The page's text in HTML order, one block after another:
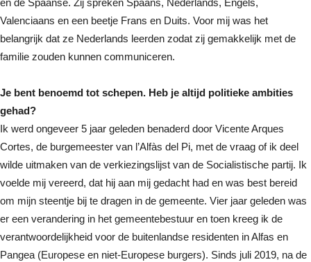
en de Spaanse. Zij spreken Spaans, Nederlands, Engels,
Valenciaans en een beetje Frans en Duits. Voor mij was het
belangrijk dat ze Nederlands leerden zodat zij gemakkelijk met de
familie zouden kunnen communiceren.
Je bent benoemd tot schepen. Heb je altijd politieke ambities
gehad?
Ik werd ongeveer 5 jaar geleden benaderd door Vicente Arques
Cortes, de burgemeester van l’Alfàs del Pi, met de vraag of ik deel
wilde uitmaken van de verkiezingslijst van de Socialistische partij. Ik
voelde mij vereerd, dat hij aan mij gedacht had en was best bereid
om mijn steentje bij te dragen in de gemeente. Vier jaar geleden was
er een verandering in het gemeentebestuur en toen kreeg ik de
verantwoordelijkheid voor de buitenlandse residenten in Alfas en
Pangea (Europese en niet-Europese burgers). Sinds juli 2019, na de